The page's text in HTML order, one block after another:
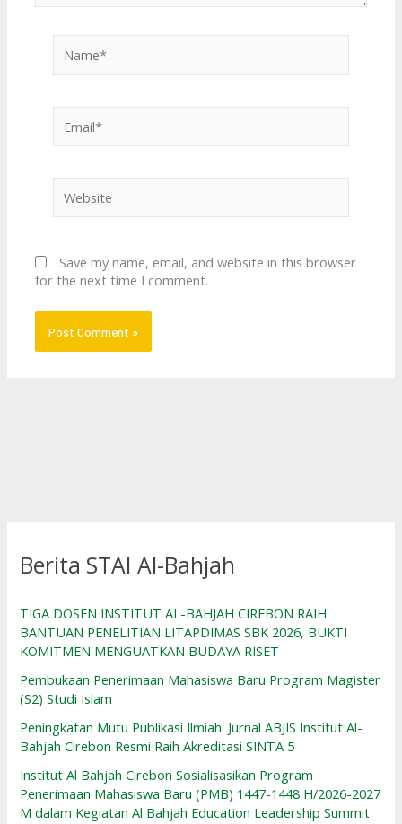
Save my name, email, and website in this browser
for the next time I comment.
Berita STAI Al-Bahjah
TIGA DOSEN INSTITUT AL-BAHJAH CIREBON RAIH
BANTUAN PENELITIAN LITAPDIMAS SBK 2026, BUKTI
KOMITMEN MENGUATKAN BUDAYA RISET
Pembukaan Penerimaan Mahasiswa Baru Program Magister
(S2) Studi Islam
Peningkatan Mutu Publikasi Ilmiah: Jurnal ABJIS Institut Al-
Bahjah Cirebon Resmi Raih Akreditasi SINTA 5
Institut Al Bahjah Cirebon Sosialisasikan Program
Penerimaan Mahasiswa Baru (PMB) 1447-1448 H/2026-2027
M dalam Kegiatan Al Bahjah Education Leadership Summit